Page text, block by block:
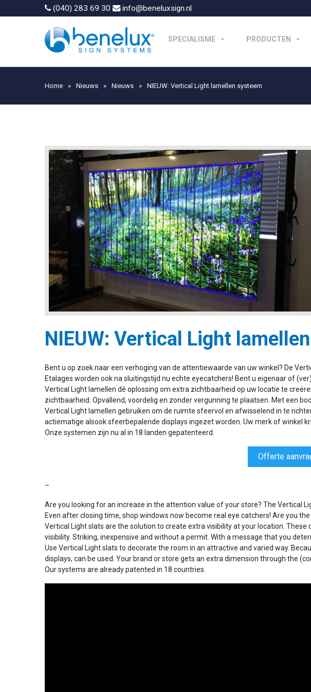
(040) 283 69 30 info@beneluxsign.nl
SPECIALISME PRODUCTEN
Home » Nieuws » Nieuws » NIEUW: Vertical Light lamellen systeem
NIEUW: Vertical Light
Bent u op zoek naar een verhoging van de attentiewaarde van uw winkel? De
Etalages worden ook na sluitingstijd nu echte eyecatchers! Bent u eigenaar of
Vertical Light lamellen dé oplossing om extra zichtbaarheid op uw locatie te
zichtbaarheid. Opvallend, voordelig en zonder vergunning te plaatsen. Met een
Vertical Light lamellen gebruiken om de ruimte sfeervol en afwisselend in te
actiematige alsook sfeerbepalende displays ingezet worden. Uw merk of winkel
Onze systemen zijn nu al in 18 landen gepatenteerd.
Offerte
–
Are you looking for an increase in the attention value of your store? The Vertical
Even after closing time, shop windows now become real eye catchers! Are you
Vertical Light slats are the solution to create extra visibility at your location.
visibility. Striking, inexpensive and without a permit. With a message that you
Use Vertical Light slats to decorate the room in an attractive and varied way.
displays, can be used. Your brand or store gets an extra dimension through the
Our systems are already patented in 18 countries.